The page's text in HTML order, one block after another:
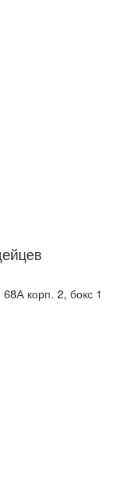
корп. 2, бокс 1